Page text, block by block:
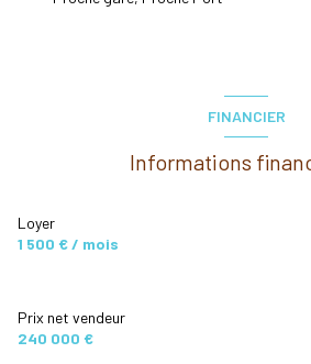
FINANCIER
Informations
Loyer
1 500 € / mois
Prix net vendeur
240 000 €